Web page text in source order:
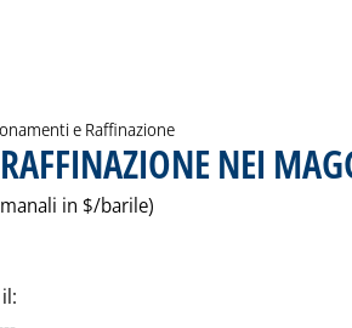
e Raffinazione
NEI
in $/barile)